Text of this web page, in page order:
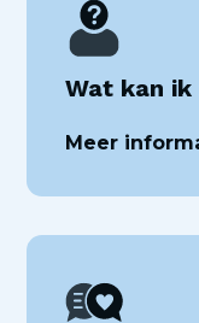
Wat kan
Meer